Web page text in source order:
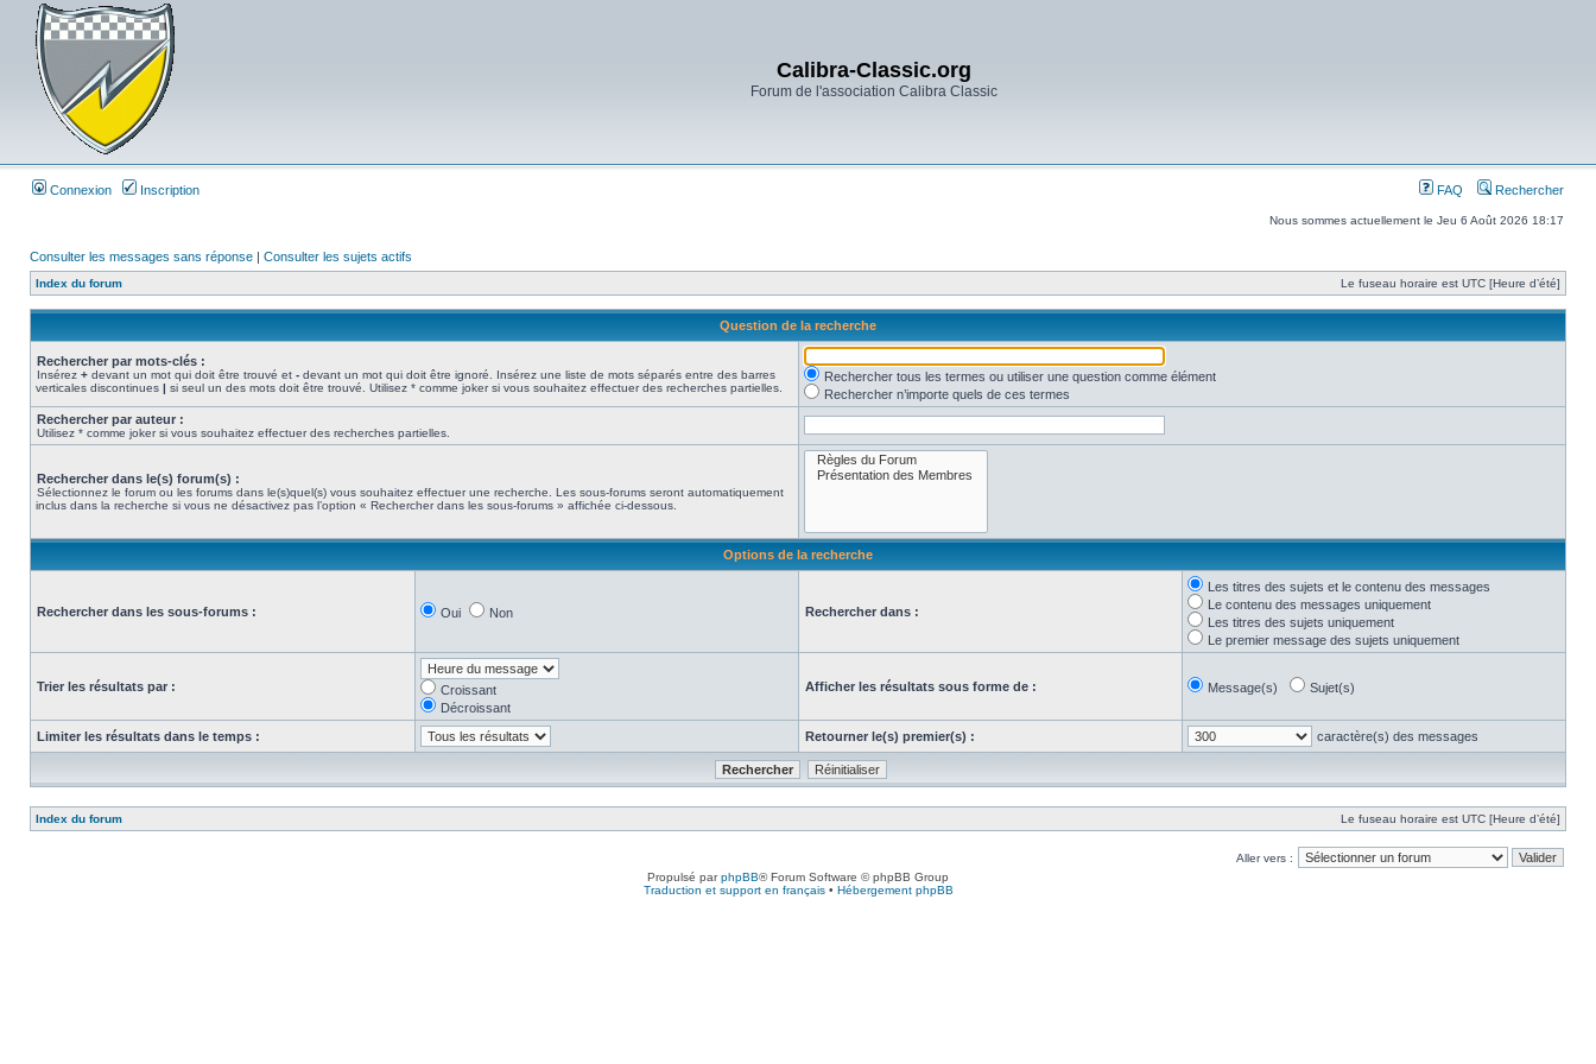
Calibra-Classic.org
Forum de l'association Calibra Classic
Connexion Inscription FAQ Rechercher
Nous sommes actuellement le Jeu 6 Août 2026 18:17
Consulter les messages sans réponse | Consulter les sujets actifs
Index du forum Le fuseau horaire est UTC [Heure d’été]
Question de la recherche
Rechercher par mots-clés :
Insérez + devant un mot qui doit être trouvé et - devant un mot qui doit être ignoré. Insérez une liste de mots séparés entre des barres
verticales discontinues | si seul un des mots doit être trouvé. Utilisez * comme joker si vous souhaitez effectuer des recherches partielles.
Rechercher tous les termes ou utiliser une question comme élément
Rechercher n’importe quels de ces termes
Rechercher par auteur :
Utilisez * comme joker si vous souhaitez effectuer des recherches partielles.
Rechercher dans le(s) forum(s) :
Sélectionnez le forum ou les forums dans le(s)quel(s) vous souhaitez effectuer une recherche. Les sous-forums seront automatiquement
inclus dans la recherche si vous ne désactivez pas l’option « Rechercher dans les sous-forums » affichée ci-dessous.
Options de la recherche
Rechercher dans les sous-forums : Oui Non Rechercher dans :
Les titres des sujets et le contenu des messages
Le contenu des messages uniquement
Les titres des sujets uniquement
Le premier message des sujets uniquement
Trier les résultats par :
Croissant
Décroissant
Afficher les résultats sous forme de : Message(s) Sujet(s)
Limiter les résultats dans le temps : Retourner le(s) premier(s) : caractère(s) des messages
Index du forum Le fuseau horaire est UTC [Heure d’été]
Aller vers :
Propulsé parphpBB® Forum Software © phpBB Group
Traduction et support en français• Hébergement phpBB